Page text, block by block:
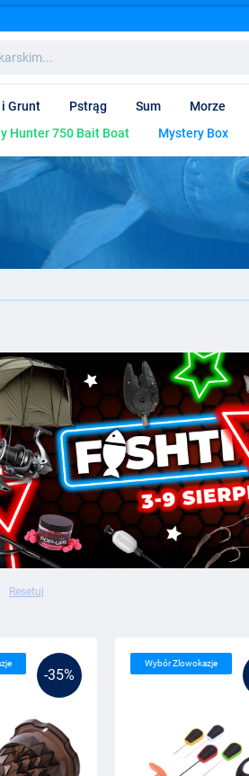
i Grunt Pstrąg Sum Morze
Hunter 750 Bait Boat Mystery Box
Resetuj
-35%
Wybór Zlowokazje